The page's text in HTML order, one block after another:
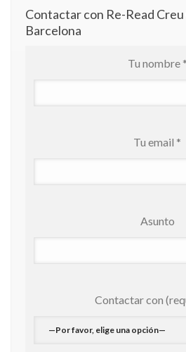
Contactar con Re-Read
Barcelona
Tu nombre *
Tu email *
Asunto
Contactar con